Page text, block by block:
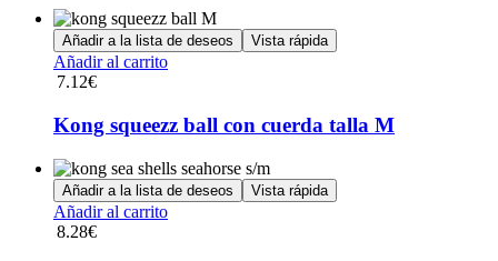
Las
opciones
se
pueden
la
de
producto
Añadir a la lista de deseos Vista rápida
Añadir al carrito
7.12€
Kong squeezz ball con cuerda talla M
Añadir a la lista de deseos Vista rápida
Añadir al carrito
8.28€